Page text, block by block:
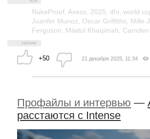
NukeProof Axess 2025 dhi world
Juanfer Munoz
Oscar Griffiths Mille
Ferguson
Milatul Khaqimah
+50 21 декабря 2025, 11:34
Профайлы и интервью —
расстаются с Intense